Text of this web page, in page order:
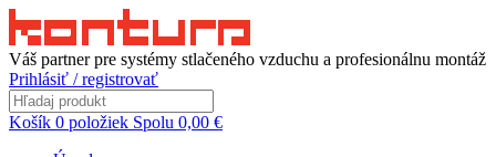
Váš partner pre systémy stlačeného vzduchu a profesionálnu montáž
Prihlásiť / registrovať
Košík 0 položiek Spolu 0,00 €